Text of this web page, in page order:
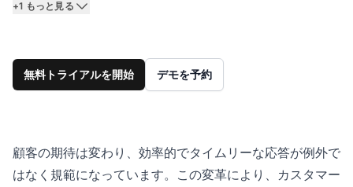
+1 もっと見る
無料トライアルを開始 デモを予約
顧客の期待は変わり、効率的でタイムリーな応答が例外で
はなく規範になっています。この変革により、カスタマー